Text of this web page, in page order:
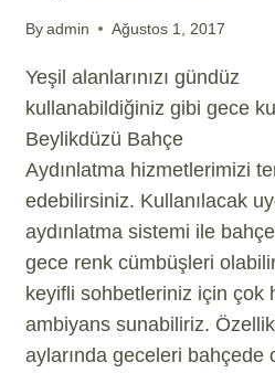
By admin Ağustos 1, 2017
Yeşil alanlarınızı gündüz
kullanabildiğiniz gibi gece
Beylikdüzü Bahçe
Aydınlatma hizmetlerimizi
edebilirsiniz. Kullanılacak
aydınlatma sistemi ile
gece renk cümbüşleri
keyifli sohbetleriniz için çok
ambiyans sunabiliriz.
aylarında geceleri bahçede